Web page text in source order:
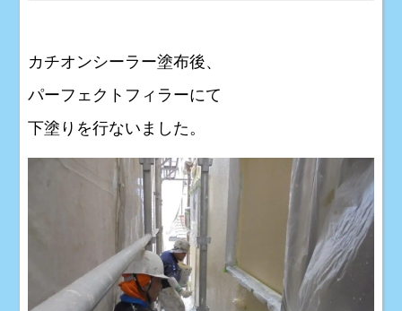
カチオンシーラー塗布後、
パーフェクトフィラーにて
下塗りを行ないました。